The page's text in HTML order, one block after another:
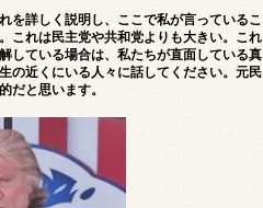
を詳しく説明し、ここで私が言っているこ
これは民主党や共和党よりも大きい。これ
している場合は、私たちが直面している真
の近くにいる人々に話してください。元民
だと思います。